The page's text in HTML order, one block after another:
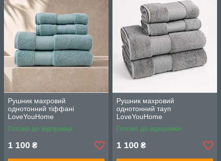
Рушник махровий
однотонний тіффані
LoveYouHome
Готово до відправки
1 100 ₴
Рушник махровий
однотонний тауп
LoveYouHome
Готово до відправки
1 100 ₴